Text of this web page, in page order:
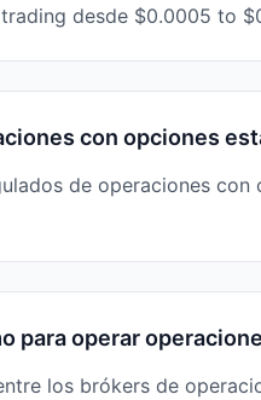
desde $0.0005 to
con opciones
de operaciones
para operar
los brókers de